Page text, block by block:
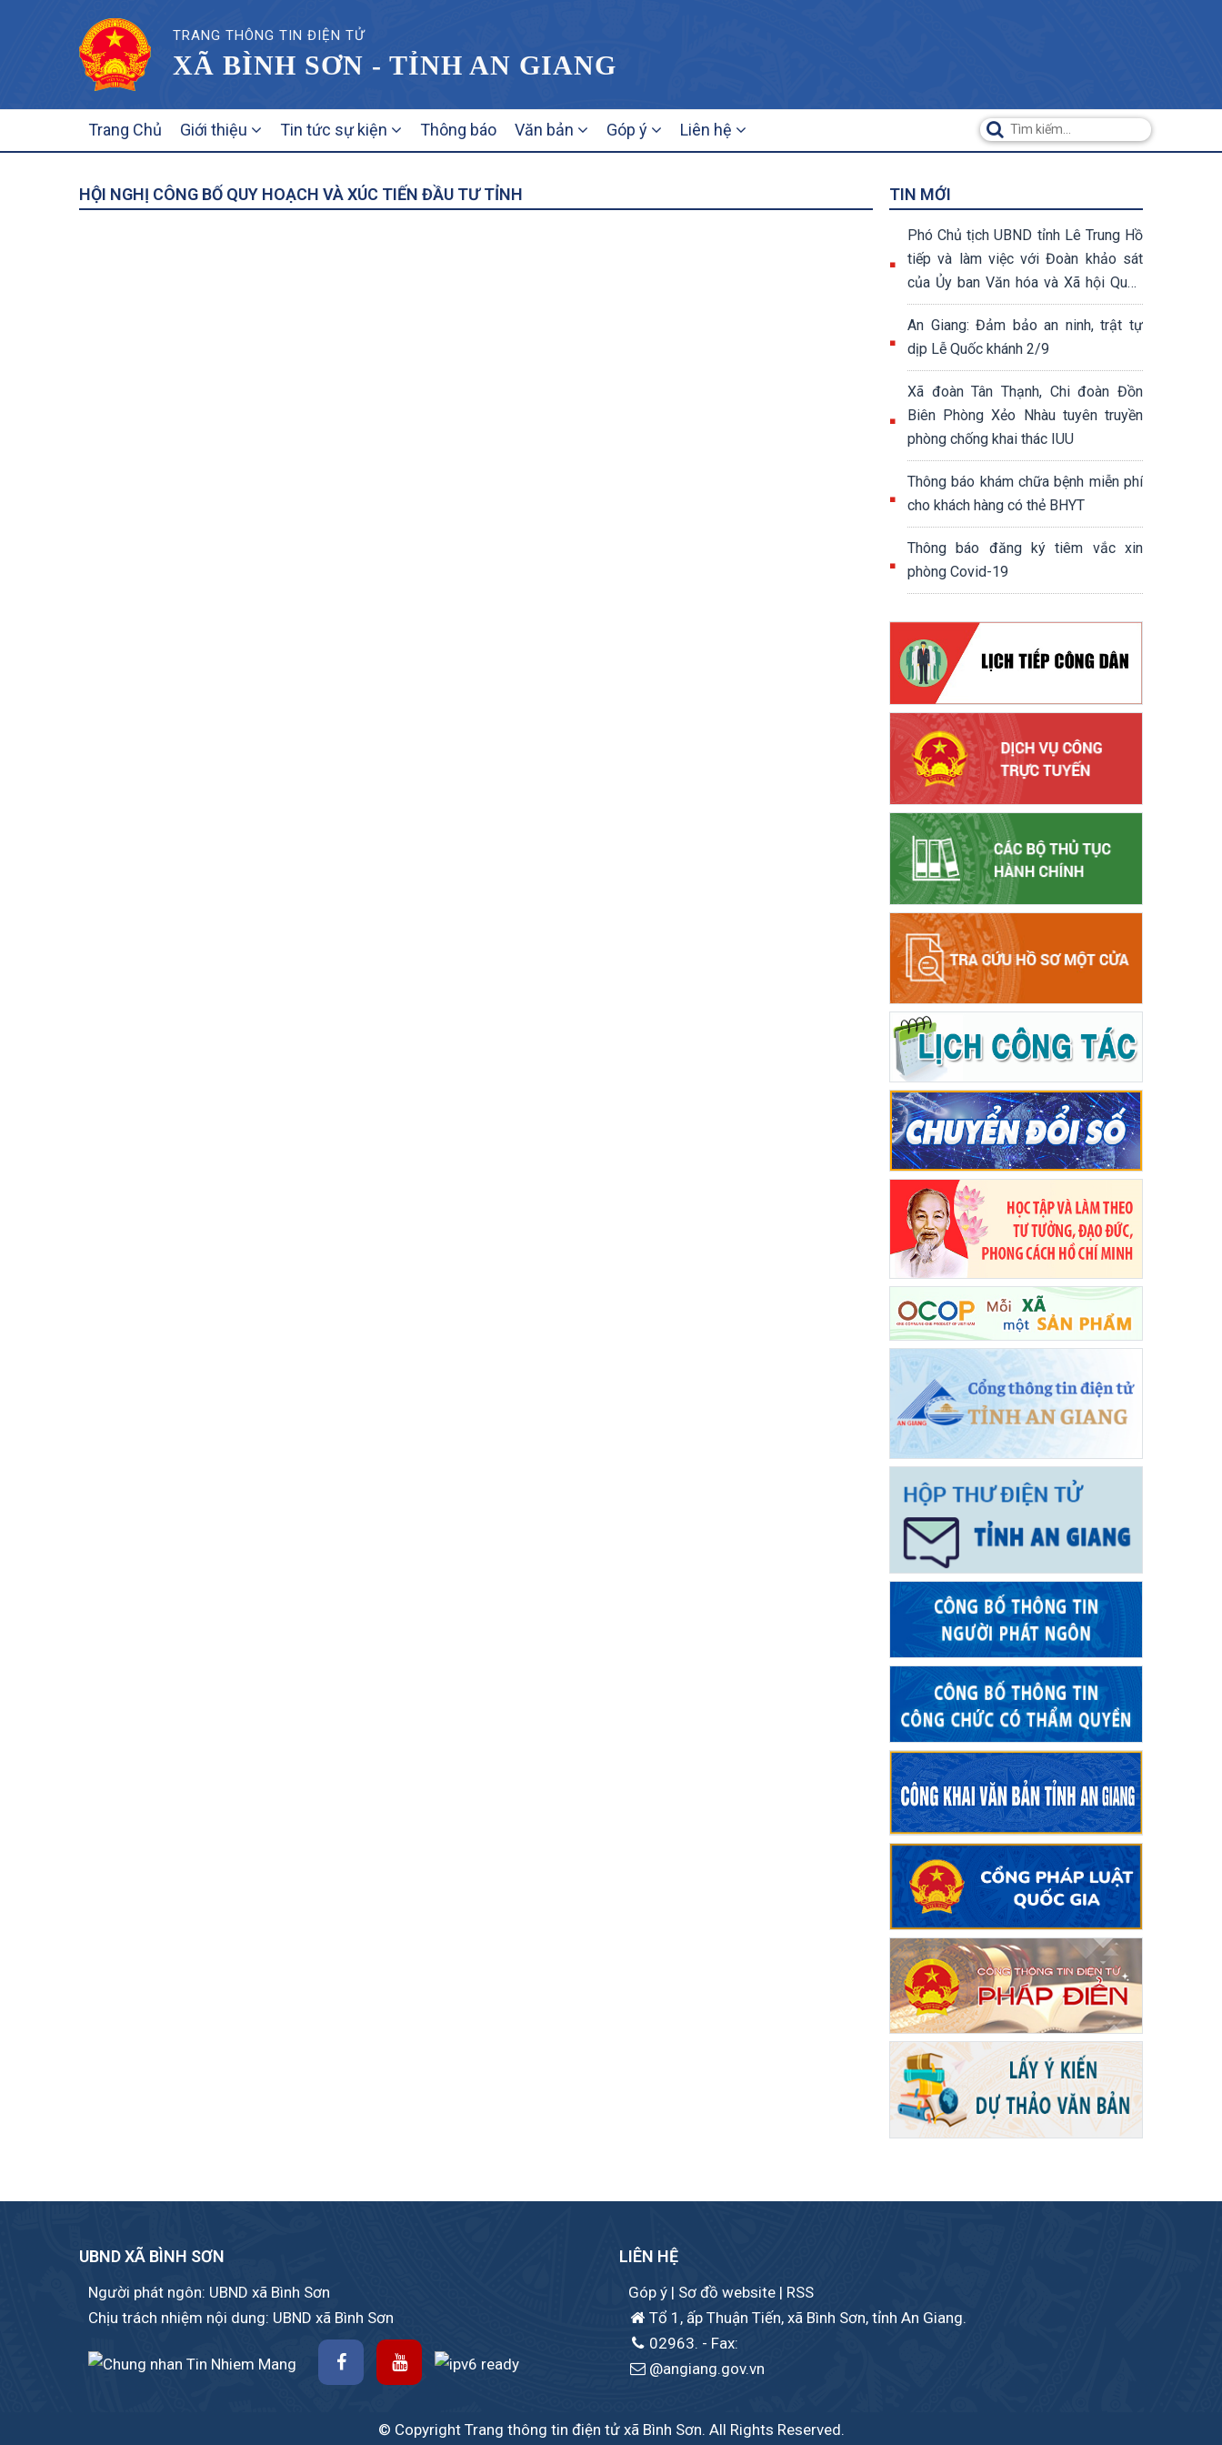
TRANG THÔNG TIN ĐIỆN TỬ
XÃ BÌNH SƠN - TỈNH AN GIANG
NAVIGATION
Trang Chủ Giới thiệu Tin tức sự kiện Thông báo Văn bản Góp ý Liên hệ
HỘI NGHỊ CÔNG BỐ QUY HOẠCH VÀ XÚC TIẾN ĐẦU TƯ TỈNH TIN MỚI
Phó Chủ tịch UBND tỉnh Lê Trung Hồ
tiếp và làm việc với Đoàn khảo sát
của Ủy ban Văn hóa và Xã hội Quốc
hội khóa XV
An Giang: Đảm bảo an ninh, trật tự
dịp Lễ Quốc khánh 2/9
Xã đoàn Tân Thạnh, Chi đoàn Đồn
Biên Phòng Xẻo Nhàu tuyên truyền
phòng chống khai thác IUU
Thông báo khám chữa bệnh miễn phí
cho khách hàng có thẻ BHYT
Thông báo đăng ký tiêm vắc xin
phòng Covid-19
UBND XÃ BÌNH SƠN
Người phát ngôn: UBND xã Bình Sơn
Chịu trách nhiệm nội dung: UBND xã Bình Sơn
LIÊN HỆ
Góp ý | Sơ đồ website | RSS
Tổ 1, ấp Thuận Tiến, xã Bình Sơn, tỉnh An Giang.
02963. - Fax:
@angiang.gov.vn
© Copyright Trang thông tin điện tử xã Bình Sơn. All Rights Reserved.